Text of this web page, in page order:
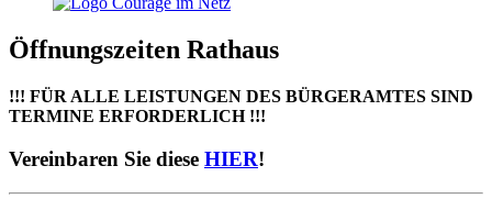
Öffnungszeiten Rathaus
!!! FÜR ALLE LEISTUNGEN DES BÜRGERAMTES SIND
TERMINE ERFORDERLICH !!!
Vereinbaren Sie diese HIER!